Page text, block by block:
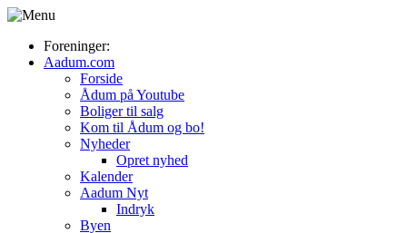
Foreninger:
Aadum.com
Forside
Ådum på Youtube
Boliger til salg
Kom til Ådum og bo!
Nyheder
Opret nyhed
Kalender
Aadum Nyt
Indryk
Byen